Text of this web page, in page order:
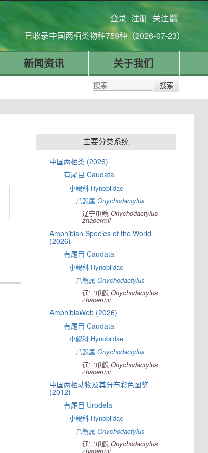
登录 注册 关注
已收录中国两栖类物种759种（2026-07-23）
新闻资讯 关于我们
主要分类系统
中国两栖类 (2026)
有尾目 Caudata
小鲵科 Hynobiidae
爪鲵属Onychodactylus
辽宁爪鲵Onychodactylus
zhaoermii
Amphibian Species of the World
(2026)
有尾目 Caudata
小鲵科 Hynobiidae
爪鲵属Onychodactylus
辽宁爪鲵Onychodactylus
zhaoermii
AmphibiaWeb (2026)
有尾目 Caudata
小鲵科 Hynobiidae
爪鲵属Onychodactylus
辽宁爪鲵Onychodactylus
zhaoermii
中国两栖动物及其分布彩色图鉴
(2012)
有尾目 Urodela
小鲵科 Hynobiidae
爪鲵属Onychodactylus
辽宁爪鲵Onychodactylus
zhaoermii